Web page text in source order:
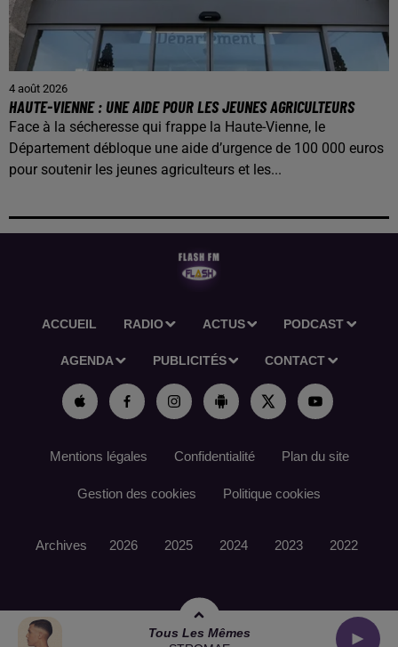
Tous Les Mêmes
4 août 2026
HAUTE-VIENNE : UNE AIDE POUR LES JEUNES AGRICULTEURS
Face à la sécheresse qui frappe la Haute-Vienne, le
Département débloque une aide d’urgence de 100 000 euros
pour soutenir les jeunes agriculteurs et les...
ACCUEIL RADIO ACTUS PODCAST
AGENDA PUBLICITÉS CONTACT
Mentions légales Confidentialité Plan du site
Gestion des cookies Politique cookies
Archives 2026 2025 2024 2023 2022